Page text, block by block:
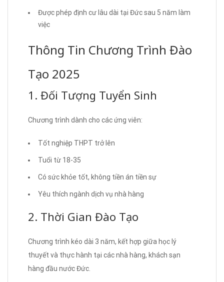
Được phép định cư lâu dài tại Đức sau 5 năm làm
việc
Thông Tin Chương Trình Đào
Tạo 2025
1. Đối Tượng Tuyển Sinh
Chương trình dành cho các ứng viên:
Tốt nghiệp THPT trở lên
Tuổi từ 18-35
Có sức khỏe tốt, không tiền án tiền sự
Yêu thích ngành dịch vụ nhà hàng
2. Thời Gian Đào Tạo
Chương trình kéo dài 3 năm, kết hợp giữa học lý
thuyết và thực hành tại các nhà hàng, khách sạn
hàng đầu nước Đức.